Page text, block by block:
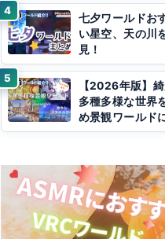
七夕ワールドお
い星空、天の川
見！
【2026年版】
多種多様な世界
め景観ワールド